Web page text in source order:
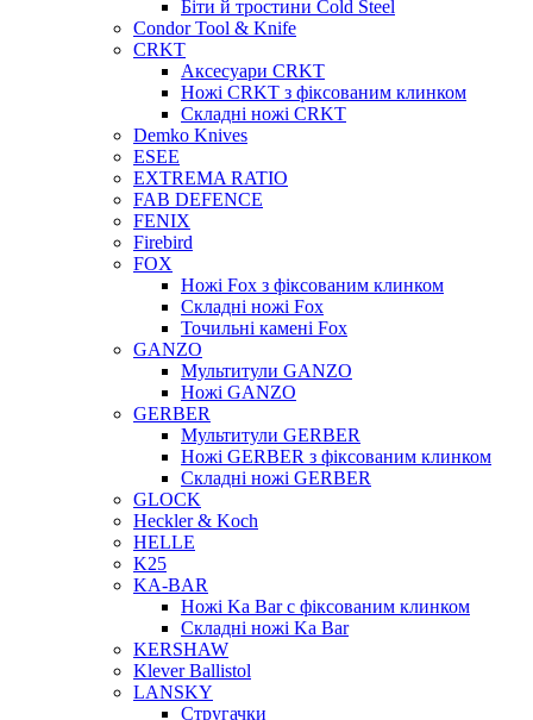
Біти й тростини Cold Steel
Condor Tool & Knife
CRKT
Аксесуари CRKT
Ножі CRKT з фіксованим клинком
Складні ножі CRKT
Demko Knives
ESEE
EXTREMA RATIO
FAB DEFENCE
FENIX
Firebird
FOX
Ножі Fox з фіксованим клинком
Складні ножі Fox
Точильні камені Fox
GANZO
Мультитули GANZO
Ножі GANZO
GERBER
Мультитули GERBER
Ножі GERBER з фіксованим клинком
Складні ножі GERBER
GLOCK
Heckler & Koch
HELLE
K25
KA-BAR
Ножі Ka Bar c фіксованим клинком
Складні ножі Ka Bar
KERSHAW
Klever Ballistol
LANSKY
Стругачки